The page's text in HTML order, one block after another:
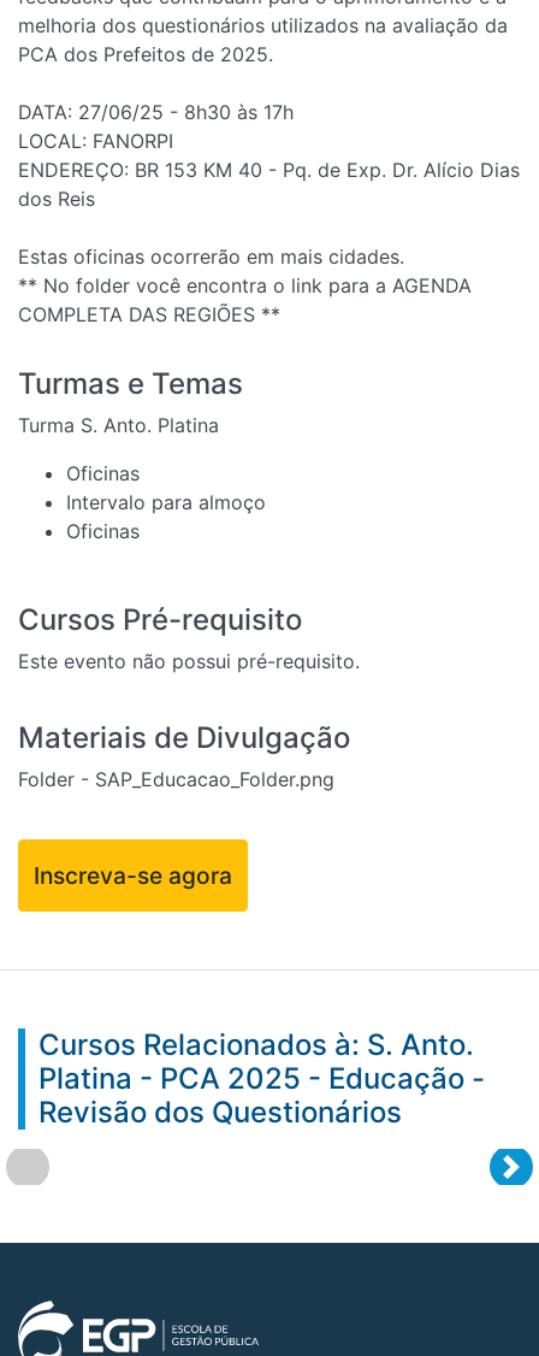
melhoria dos questionários utilizados na avaliação da
PCA dos Prefeitos de 2025.
DATA: 27/06/25 - 8h30 às 17h
LOCAL: FANORPI
ENDEREÇO: BR 153 KM 40 - Pq. de Exp. Dr. Alício Dias
dos Reis
Estas oficinas ocorrerão em mais cidades.
** No folder você encontra o link para a AGENDA
COMPLETA DAS REGIÕES **
Turmas e Temas
Turma S. Anto. Platina
Oficinas
Intervalo para almoço
Oficinas
Cursos Pré-requisito
Este evento não possui pré-requisito.
Materiais de Divulgação
Folder - SAP_Educacao_Folder.png
Inscreva-se agora
Cursos Relacionados à: S. Anto.
Platina - PCA 2025 - Educação -
Revisão dos Questionários